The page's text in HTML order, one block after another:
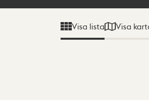
Visa lista Visa